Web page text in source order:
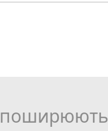
поширюють